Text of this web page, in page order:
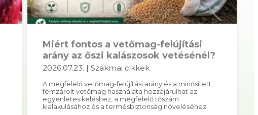
Miért fontos a vetőmag-felújítási
arány az őszi kalászosok vetésénél?
2026.07.23. | Szakmai cikkek
A megfelelő vetőmag-felújítási arány és a minősített,
fémzárolt vetőmag használata hozzájárulhat az
egyenletes keléshez, a megfelelő tőszám
kialakulásához és a termésbiztonság növeléséhez.